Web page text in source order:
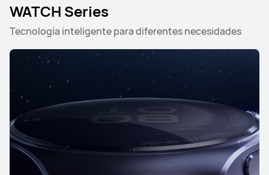
WATCH Series
Tecnología inteligente para diferentes necesidades